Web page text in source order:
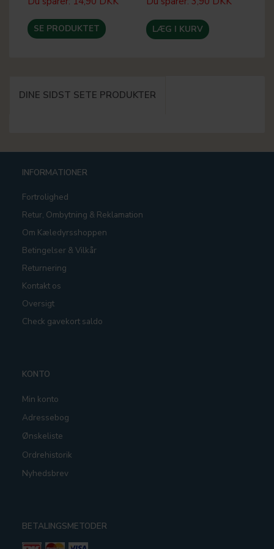
SE PRODUKTET LÆG I KURV
DINE SIDST SETE PRODUKTER
INFORMATIONER
Fortrolighed
Retur, Ombytning & Reklamation
Om Kæledyrsshoppen
Betingelser & Vilkår
Returnering
Kontakt os
Oversigt
Check gavekort saldo
KONTO
Min konto
Adressebog
Ønskeliste
Ordrehistorik
Nyhedsbrev
BETALINGSMETODER